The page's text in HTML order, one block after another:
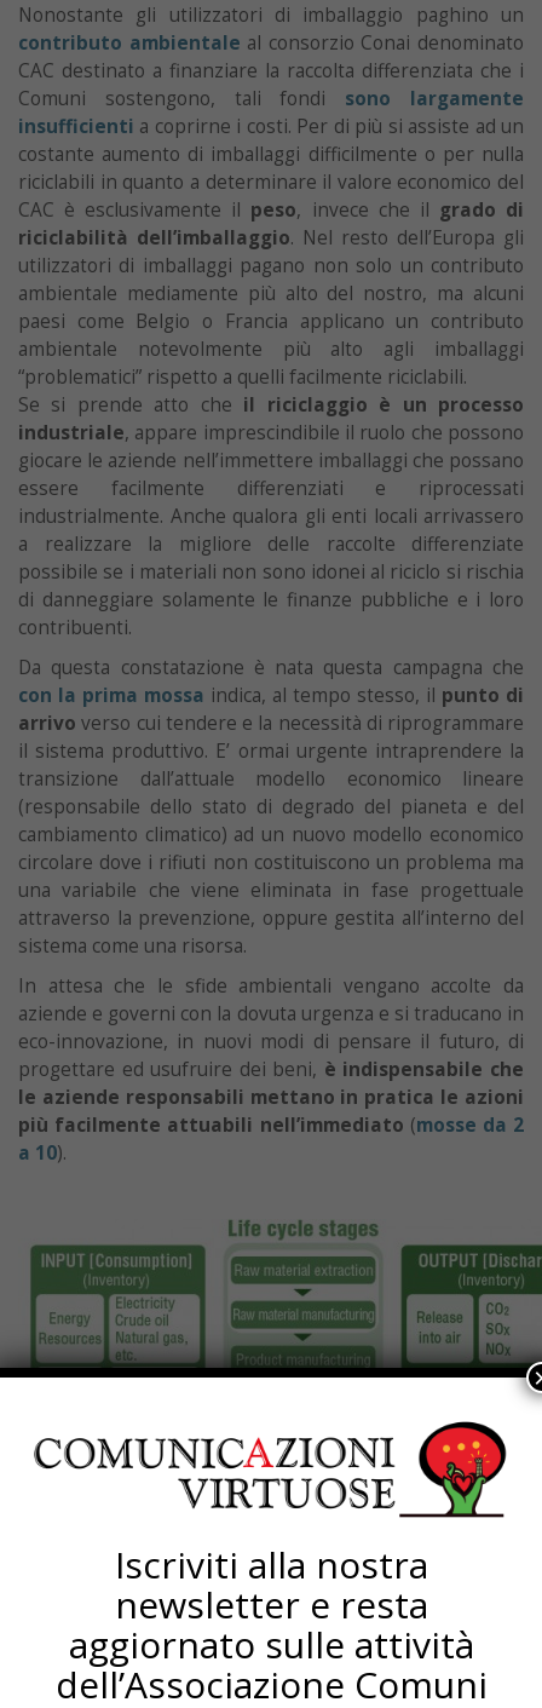
Nonostante gli utilizzatori di imballaggio paghino un
contributo ambientale al consorzio Conai denominato
CAC destinato a finanziare la raccolta differenziata che i
Comuni sostengono, tali fondi sono largamente
insufficienti a coprirne i costi. Per di più si assiste ad un
costante aumento di imballaggi difficilmente o per nulla
riciclabili in quanto a determinare il valore economico del
CAC è esclusivamente il peso, invece che il grado di
riciclabilità dell’imballaggio. Nel resto dell’Europa gli
utilizzatori di imballaggi pagano non solo un contributo
ambientale mediamente più alto del nostro, ma alcuni
paesi come Belgio o Francia applicano un contributo
ambientale notevolmente più alto agli imballaggi
“problematici” rispetto a quelli facilmente riciclabili.
Se si prende atto che il riciclaggio è un processo
industriale, appare imprescindibile il ruolo che possono
giocare le aziende nell’immettere imballaggi che possano
essere facilmente differenziati e riprocessati
industrialmente. Anche qualora gli enti locali arrivassero
a realizzare la migliore delle raccolte differenziate
possibile se i materiali non sono idonei al riciclo si rischia
di danneggiare solamente le finanze pubbliche e i loro
contribuenti.
Da questa constatazione è nata questa campagna che
con la prima mossa indica, al tempo stesso, il punto di
arrivo verso cui tendere e la necessità di riprogrammare
il sistema produttivo. E’ ormai urgente intraprendere la
transizione dall’attuale modello economico lineare
(responsabile dello stato di degrado del pianeta e del
cambiamento climatico) ad un nuovo modello economico
circolare dove i rifiuti non costituiscono un problema ma
una variabile che viene eliminata in fase progettuale
attraverso la prevenzione, oppure gestita all’interno del
sistema come una risorsa.
In attesa che le sfide ambientali vengano accolte da
aziende e governi con la dovuta urgenza e si traducano in
eco-innovazione, in nuovi modi di pensare il futuro, di
progettare ed usufruire dei beni, è indispensabile che
le aziende responsabili mettano in pratica le azioni
più facilmente attuabili nell’immediato (mosse da 2
a 10).
(1) -Extended Producer Responsibility ( Packaging )
Iscriviti alla nostra
newsletter e resta
aggiornato sulle attività
dell’Associazione Comuni